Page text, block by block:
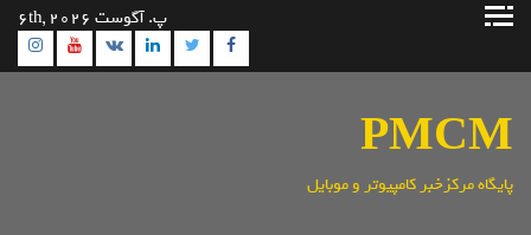
پرش
پ. آگوست 6th, 2026
Facebook
Twitter
Linkedin
VK
PMCM
پایگاه مرکزخبر کامپیوتر و موبایل